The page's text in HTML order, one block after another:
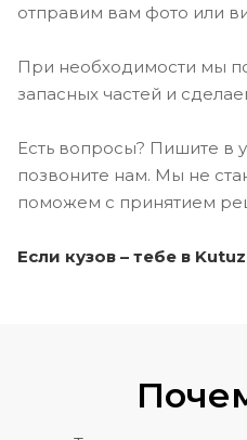
отправим вам фото или
При необходимости мы
запасных частей и
Есть вопросы? Пишите в
позвоните нам. Мы не
поможем с принятием
Если кузов – тебе в